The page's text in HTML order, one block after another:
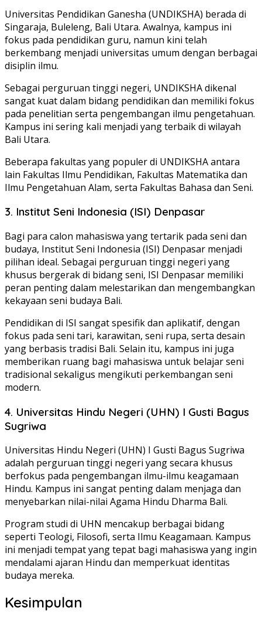
Universitas Pendidikan Ganesha (UNDIKSHA) berada di
Singaraja, Buleleng, Bali Utara. Awalnya, kampus ini
fokus pada pendidikan guru, namun kini telah
berkembang menjadi universitas umum dengan berbagai
disiplin ilmu.
Sebagai perguruan tinggi negeri, UNDIKSHA dikenal
sangat kuat dalam bidang pendidikan dan memiliki fokus
pada penelitian serta pengembangan ilmu pengetahuan.
Kampus ini sering kali menjadi yang terbaik di wilayah
Bali Utara.
Beberapa fakultas yang populer di UNDIKSHA antara
lain Fakultas Ilmu Pendidikan, Fakultas Matematika dan
Ilmu Pengetahuan Alam, serta Fakultas Bahasa dan Seni.
3. Institut Seni Indonesia (ISI) Denpasar
Bagi para calon mahasiswa yang tertarik pada seni dan
budaya, Institut Seni Indonesia (ISI) Denpasar menjadi
pilihan ideal. Sebagai perguruan tinggi negeri yang
khusus bergerak di bidang seni, ISI Denpasar memiliki
peran penting dalam melestarikan dan mengembangkan
kekayaan seni budaya Bali.
Pendidikan di ISI sangat spesifik dan aplikatif, dengan
fokus pada seni tari, karawitan, seni rupa, serta desain
yang berbasis tradisi Bali. Selain itu, kampus ini juga
memberikan ruang bagi mahasiswa untuk belajar seni
tradisional sekaligus mengikuti perkembangan seni
modern.
4. Universitas Hindu Negeri (UHN) I Gusti Bagus
Sugriwa
Universitas Hindu Negeri (UHN) I Gusti Bagus Sugriwa
adalah perguruan tinggi negeri yang secara khusus
berfokus pada pengembangan ilmu-ilmu keagamaan
Hindu. Kampus ini sangat penting dalam menjaga dan
menyebarkan nilai-nilai Agama Hindu Dharma Bali.
Program studi di UHN mencakup berbagai bidang
seperti Teologi, Filosofi, serta Ilmu Keagamaan. Kampus
ini menjadi tempat yang tepat bagi mahasiswa yang ingin
mendalami ajaran Hindu dan memperkuat identitas
budaya mereka.
Kesimpulan